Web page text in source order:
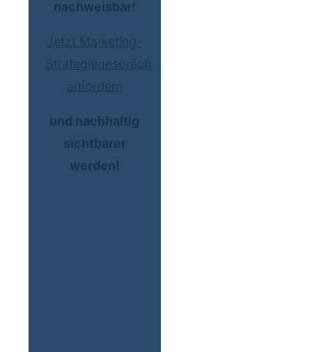
nachweisbar!
Jetzt Marketing-
Strategiegespräch
anfordern
und nachhaltig
sichtbarer
werden!